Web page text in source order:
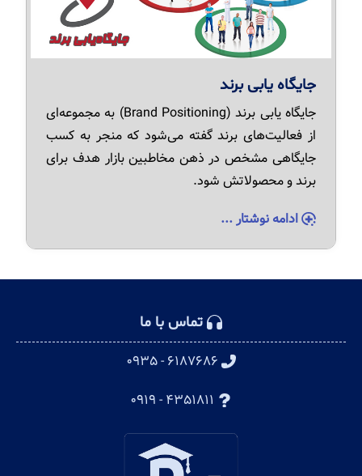
جایگاه یابی برند
جایگاه یابی برند (Brand Positioning) به مجموعه‌ای
از فعالیت‌های برند گفته می‌شود که منجر به کسب
جایگاهی مشخص در ذهن مخاطبین بازار هدف برای
برند و محصولاتش شود.
ادامه نوشتار ...
تماس با ما
۶۱۸۷۶۸۶ - ۰۹۳۵